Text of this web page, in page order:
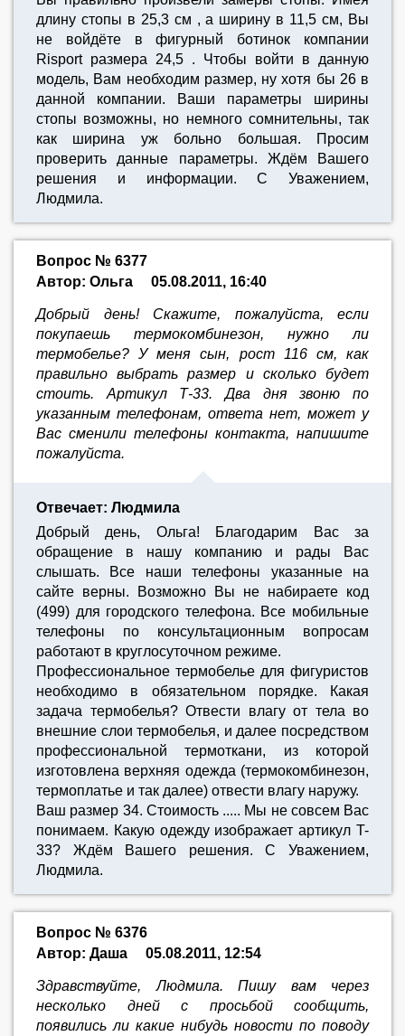
длину стопы в 25,3 см , а ширину в 11,5 см, Вы
не войдёте в фигурный ботинок компании
Risport размера 24,5 . Чтобы войти в данную
модель, Вам необходим размер, ну хотя бы 26 в
данной компании. Ваши параметры ширины
стопы возможны, но немного сомнительны, так
как ширина уж больно большая. Просим
проверить данные параметры. Ждём Вашего
решения и информации. С Уважением,
Людмила.
Вопрос № 6377
Автор: Ольга
05.08.2011, 16:40
Добрый день! Скажите, пожалуйста, если
покупаешь термокомбинезон, нужно ли
термобелье? У меня сын, рост 116 см, как
правильно выбрать размер и сколько будет
стоить. Артикул Т-33. Два дня звоню по
указанным телефонам, ответа нет, может у
Вас сменили телефоны контакта, напишите
пожалуйста.
Отвечает: Людмила
Добрый день, Ольга! Благодарим Вас за
обращение в нашу компанию и рады Вас
слышать. Все наши телефоны указанные на
сайте верны. Возможно Вы не набираете код
(499) для городского телефона. Все мобильные
телефоны по консультационным вопросам
работают в круглосуточном режиме.
Профессиональное термобелье для фигуристов
необходимо в обязательном порядке. Какая
задача термобелья? Отвести влагу от тела во
внешние слои термобелья, и далее посредством
профессиональной термоткани, из которой
изготовлена верхняя одежда (термокомбинезон,
термоплатье и так далее) отвести влагу наружу.
Ваш размер 34. Стоимость ..... Мы не совсем Вас
понимаем. Какую одежду изображает артикул T-
33? Ждём Вашего решения. С Уважением,
Людмила.
Вопрос № 6376
Автор: Даша
05.08.2011, 12:54
Здравствуйте, Людмила. Пишу вам через
несколько дней с просьбой сообщить,
появились ли какие нибудь новости по поводу